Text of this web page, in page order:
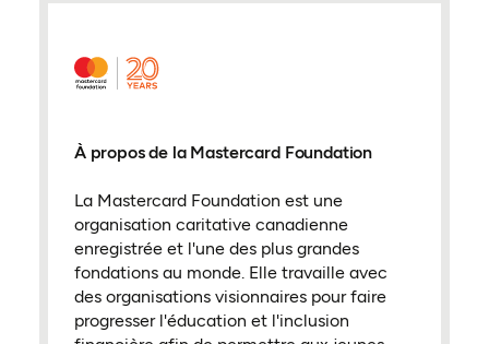
À propos de la Mastercard Foundation
La Mastercard Foundation est une
organisation caritative canadienne
enregistrée et l'une des plus grandes
fondations au monde. Elle travaille avec
des organisations visionnaires pour faire
progresser l'éducation et l'inclusion